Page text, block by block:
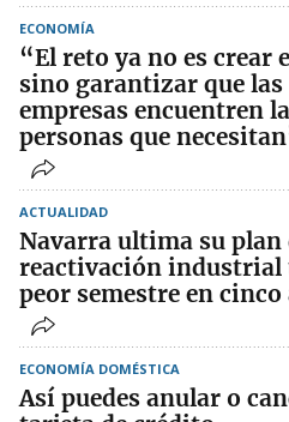
ECONOMÍA
“El reto ya no es crear
sino garantizar que las
empresas encuentren
personas que
ACTUALIDAD
Navarra ultima su plan
reactivación industrial
peor semestre en cinco
ECONOMÍA DOMÉSTICA
Así puedes anular o